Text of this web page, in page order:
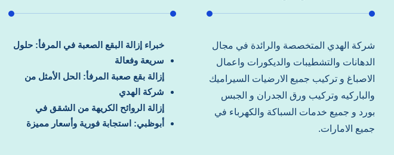
شركة الهدي المتخصصة والرائدة في مجال
الدهانات والتشطيبات والديكورات واعمال
الاصباغ و تركيب جميع الارضيات السيراميك
والباركيه وتركيب ورق الجدران و الجبس
بورد و جميع خدمات السباكة والكهرباء في
جميع الامارات.
خبراء إزالة البقع الصعبة في المرفأ: حلول
سريعة وفعالة
إزالة بقع صعبة المرفأ: الحل الأمثل من
شركة الهدي
إزالة الروائح الكريهة من الشقق في
أبوظبي: استجابة فورية وأسعار مميزة